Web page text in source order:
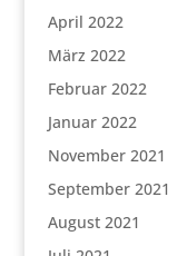
April 2022
März 2022
Februar 2022
Januar 2022
November 2021
September 2021
August 2021